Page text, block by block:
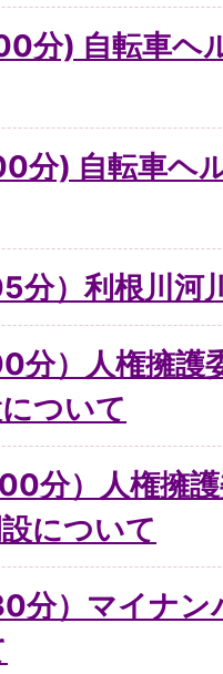
分) 自転車ヘ
分) 自転車ヘ
分）利根川
分）人権擁護
ついて
分）人権擁
について
分）マイナ